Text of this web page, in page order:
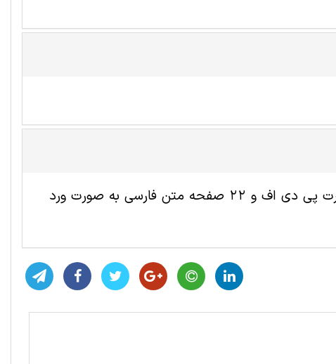
این مقاله ترجمه شده معماری شامل 7 صفحه انگلیسی به صورت پی دی اف و 22 صفحه متن فارسی به صورت ورد